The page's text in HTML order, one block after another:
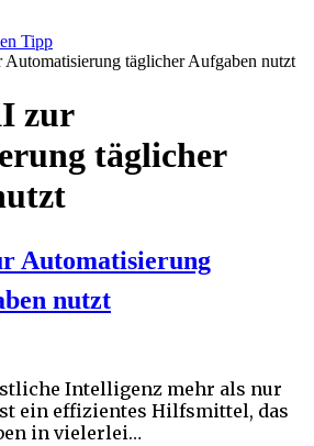
täglicher Aufgaben nutzt
zur
täglicher
Automatisierung
nutzt
Intelligenz mehr als nur
ein effizientes Hilfsmittel, das
in vielerlei…